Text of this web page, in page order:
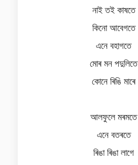
নাই তই কাষতে
কিনো আবেগতে
এনে বহাগতে
মোৰ মন পদুলিতে
কোনে ৰিঙি মাৰে
আলফুলে মৰমতে
এনে বতৰতে
ৰিঙা ৰিঙা লাগে